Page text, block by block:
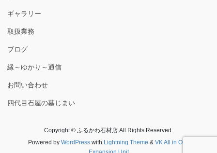
ギャラリー
取扱業務
ブログ
縁～ゆかり～通信
お問い合わせ
四代目石屋の墓じまい
Copyright © ふるかわ石材店 All Rights Reserved.
Powered by WordPresswith Lightning Theme & VK All in One